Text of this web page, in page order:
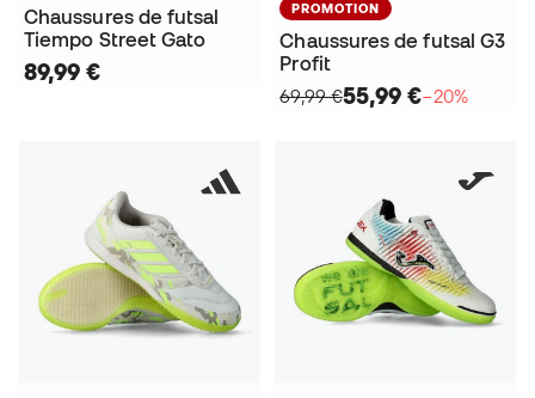
Chaussures de futsal
Tiempo Street Gato
89,99 €
PROMOTION
Chaussures de futsal G3
Profit
69,99 €55,99 €−20%